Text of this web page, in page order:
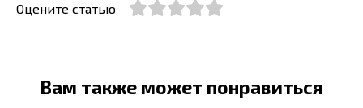
Оцените статью
Вам также может понравиться